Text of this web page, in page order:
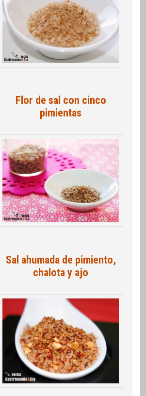
Flor de sal con cinco
pimientas
Sal ahumada de pimiento,
chalota y ajo